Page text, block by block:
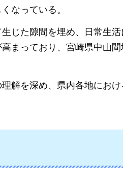
なっている。
じた隙間を埋め、日常生
まっており、宮崎県中山
解を深め、県内各地にお